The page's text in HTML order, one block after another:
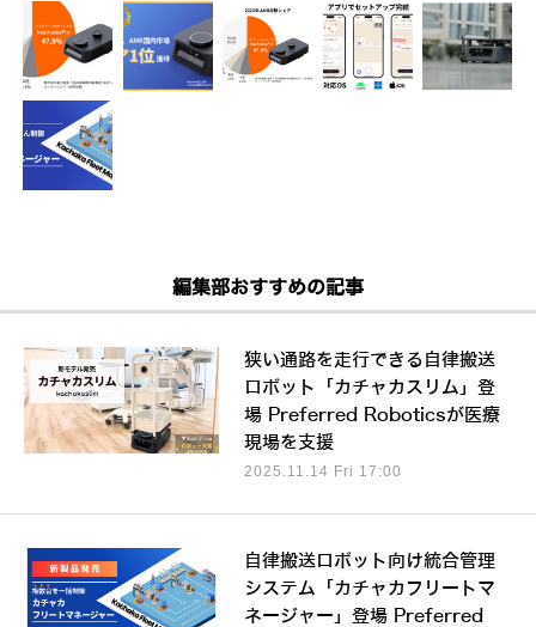
編集部おすすめの記事
狭い通路を走行できる自律搬送
ロボット「カチャカスリム」登
場 Preferred Roboticsが医療
現場を支援
2025.11.14 Fri 17:00
自律搬送ロボット向け統合管理
システム「カチャカフリートマ
ネージャー」登場 Preferred